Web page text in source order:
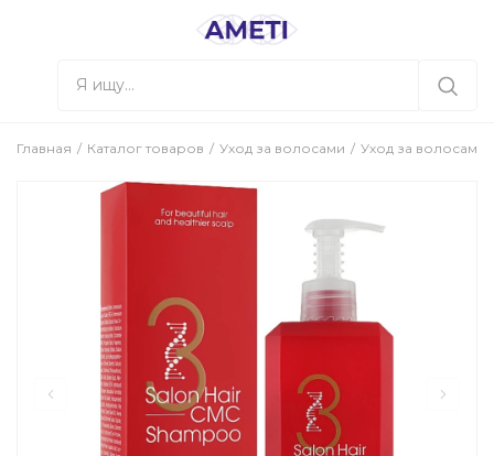
Главная Каталог товаров Уход за волосами Уход за волосами